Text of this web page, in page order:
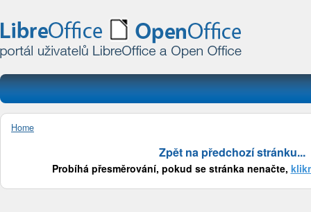
Home
Zpět na předchozí stránku...
Probíhá přesměrování, pokud se stránka nenačte,